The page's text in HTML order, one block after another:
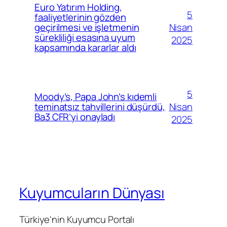
Euro Yatırım Holding,
faaliyetlerinin gözden
geçirilmesi ve işletmenin
sürekliliği esasına uyum
kapsamında kararlar aldı
5
Nisan
2025
Moody’s, Papa John’s kıdemli
teminatsız tahvillerini düşürdü,
Ba3 CFR’yi onayladı
5
Nisan
2025
Kuyumcuların Dünyası
Türkiye'nin Kuyumcu Portalı